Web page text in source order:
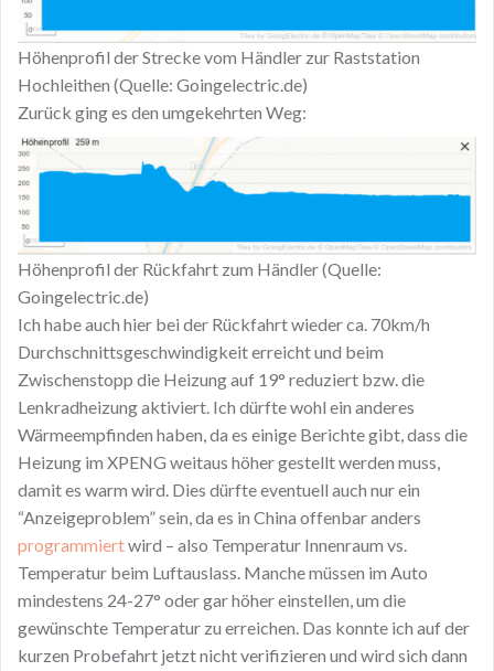
Höhenprofil der Strecke vom Händler zur Raststation
Hochleithen (Quelle: Goingelectric.de)
Zurück ging es den umgekehrten Weg:
Höhenprofil der Rückfahrt zum Händler (Quelle:
Goingelectric.de)
Ich habe auch hier bei der Rückfahrt wieder ca. 70km/h
Durchschnittsgeschwindigkeit erreicht und beim
Zwischenstopp die Heizung auf 19° reduziert bzw. die
Lenkradheizung aktiviert. Ich dürfte wohl ein anderes
Wärmeempfinden haben, da es einige Berichte gibt, dass die
Heizung im XPENG weitaus höher gestellt werden muss,
damit es warm wird. Dies dürfte eventuell auch nur ein
“Anzeigeproblem” sein, da es in China offenbar anders
programmiertwird – also Temperatur Innenraum vs.
Temperatur beim Luftauslass. Manche müssen im Auto
mindestens 24-27° oder gar höher einstellen, um die
gewünschte Temperatur zu erreichen. Das konnte ich auf der
kurzen Probefahrt jetzt nicht verifizieren und wird sich dann